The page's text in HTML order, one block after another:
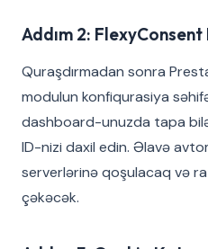
Addım 2: FlexyConsent
Quraşdırmadan sonra
modulun konfiqurasiya
dashboard-unuzda tapa
ID-nizi daxil edin. Əlavə
serverlərinə qoşulacaq və
çəkəcək.